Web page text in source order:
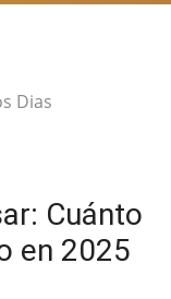
Dias
Cuánto
en 2025